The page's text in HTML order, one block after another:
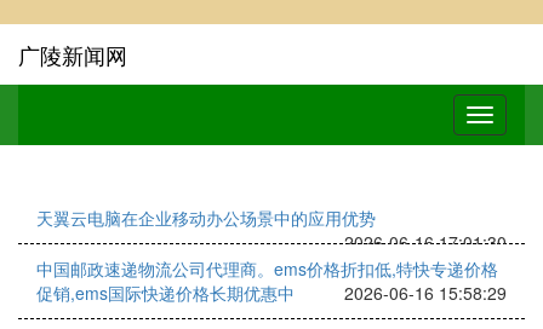
广陵新闻网
天翼云电脑在企业移动办公场景中的应用优势
2026-06-16 17:01:30
中国邮政速递物流公司代理商。ems价格折扣低,特快专递价格
促销,ems国际快递价格长期优惠中
2026-06-16 15:58:29